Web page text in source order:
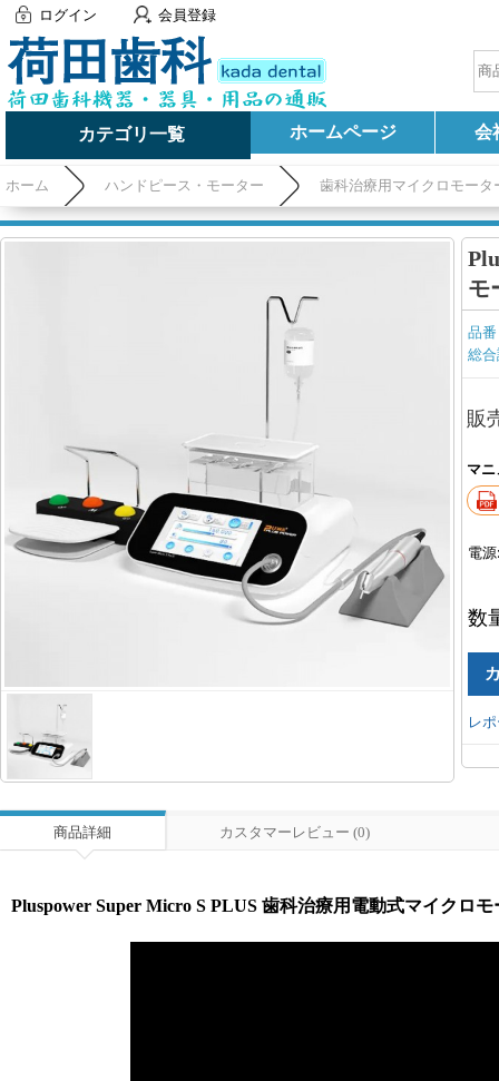
ログイン 会員登録
カテゴリ一覧 ホームページ 会
ホーム ハンドピース・モーター 歯科治療用マイクロモータ
モ
品
総
販
マ
電源:
数
レ
商品詳細 カスタマーレビュー (0)
Pluspower Super Micro S PLUS 歯科治療用電動式マイクロ